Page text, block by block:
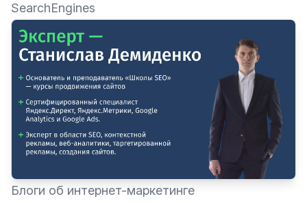
SearchEngines
Блоги об интернет-маркетинге